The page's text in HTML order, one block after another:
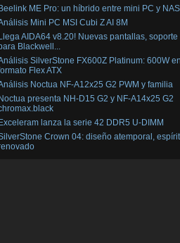
Beelink ME Pro: un híbrido entre mini PC y NAS
Mini PC MSI Cubi Z AI 8M
Llega AIDA64 v8.20! Nuevas pantallas, soporte
Blackwell...
SilverStone FX600Z Platinum: 600W
Flex ATX
Noctua NF-A12x25 G2 PWM y familia
Noctua presenta NH-D15 G2 y NF-A14x25 G2
Exceleram lanza la serie 42 DDR5 U-DIMM
Crown 04: diseño atemporal,